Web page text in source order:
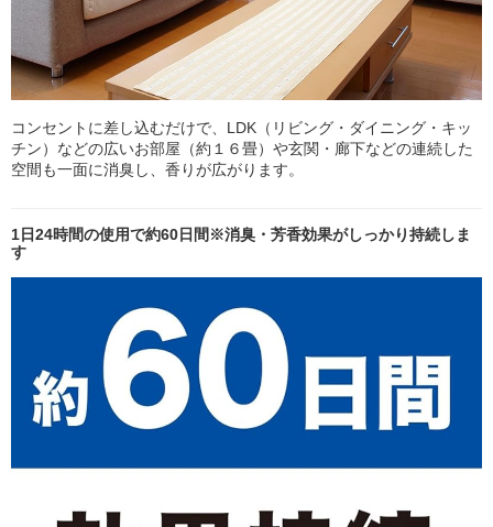
コンセントに差し込むだけで、LDK（リビング・ダイニング・キッ
チン）などの広いお部屋（約１６畳）や玄関・廊下などの連続した
空間も一面に消臭し、香りが広がります。
1日24時間の使用で約60日間※消臭・芳香効果がしっかり持続しま
す